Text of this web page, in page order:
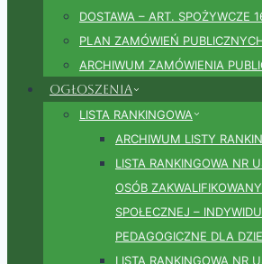
DOSTAWA – ART. SPOŻYWCZE
PLAN ZAMÓWIEŃ
ARCHIWUM ZAMÓWIENIA
Ogłoszenia
LISTA RANKINGOWA
ARCHIWUM LISTY
LISTA RANKINGOWA NR
OSÓB
SPOŁECZNEJ –
PEDAGOGICZNE DLA
LISTA RANKINGOWA NR